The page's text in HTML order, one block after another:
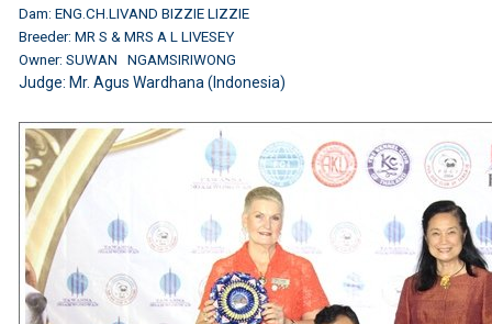
Dam: ENG.CH.LIVAND BIZZIE LIZZIE
Breeder: MR S & MRS A L LIVESEY
Owner: SUWAN NGAMSIRIWONG
Judge: Mr. Agus Wardhana (Indonesia)